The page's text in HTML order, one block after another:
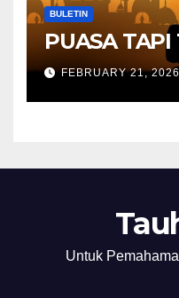
BULETIN
PUASA TAPI
FEBRUARY 21, 2026
Untuk